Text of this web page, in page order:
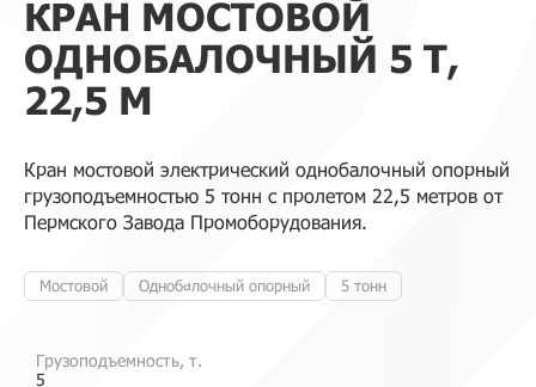
КРАН МОСТОВОЙ
ОДНОБАЛОЧНЫЙ 5 Т,
22,5 М
Кран мостовой электрический однобалочный опорный
грузоподъемностью 5 тонн с пролетом 22,5 метров от
Пермского Завода Промоборудования.
Мостовой Однобалочный опорный 5 тонн
Грузоподъемность, т.
5